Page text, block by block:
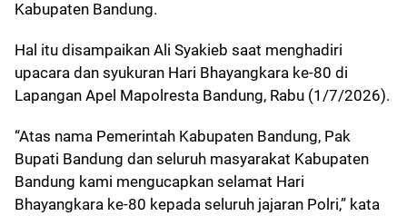
Kabupaten Bandung.
Hal itu disampaikan Ali Syakieb saat menghadiri
upacara dan syukuran Hari Bhayangkara ke-80 di
Lapangan Apel Mapolresta Bandung, Rabu (1/7/2026).
“Atas nama Pemerintah Kabupaten Bandung, Pak
Bupati Bandung dan seluruh masyarakat Kabupaten
Bandung kami mengucapkan selamat Hari
Bhayangkara ke-80 kepada seluruh jajaran Polri,” kata